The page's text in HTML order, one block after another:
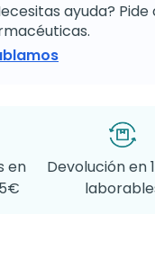
ayuda?
en
Devolución en